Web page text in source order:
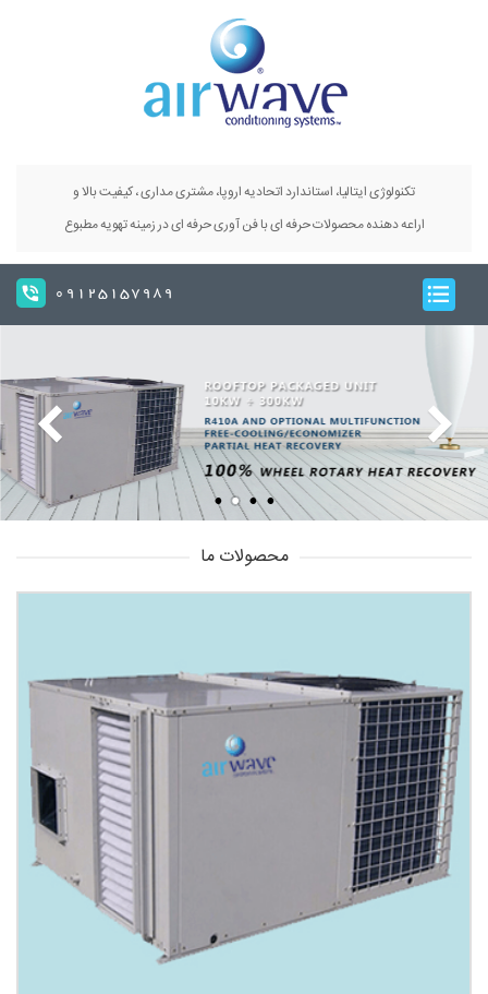
تکنولوژی ایتالیا، استاندارد اتحادیه اروپا، مشتری مداری ، کیفیت بالا و
اراعه دهنده محصولات حرفه ای با فن آوری حرفه ای در زمینه تهویه مطبوع
09125157989
محصولات ما